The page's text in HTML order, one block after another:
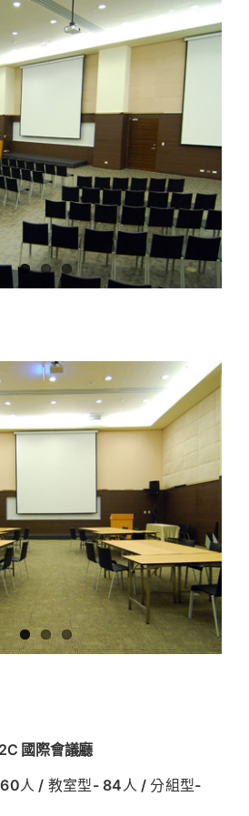
2C 國際會議廳
人 / 教室型- 84人 / 分組型-